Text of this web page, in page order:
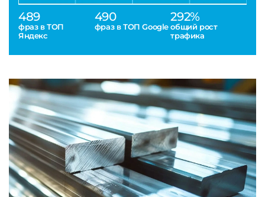
489
фраз в ТОП
Яндекс
490
фраз в ТОП Google
292%
общий рост
трафика